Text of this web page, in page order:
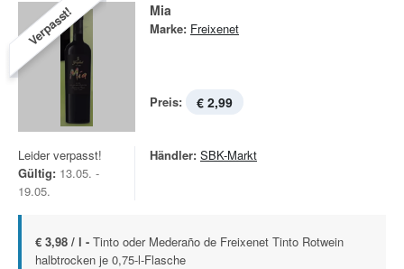
Verpasst! Mia
Marke: Freixenet
Preis: € 2,99
Leider verpasst!
Gültig: 13.05. -
19.05.
Händler: SBK-Markt
€ 3,98 / l - Tinto oder Mederaño de Freixenet Tinto Rotwein
halbtrocken je 0,75-l-Flasche